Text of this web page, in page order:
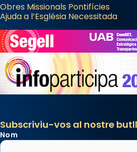
Obres Missionals Pontifícies
Ajuda a l’Església Necessitada
Subscriviu-vos al nostre
Nom